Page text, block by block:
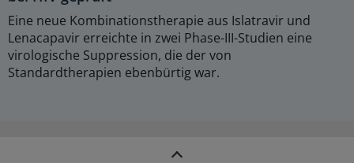
Eine neue Kombinationstherapie aus Islatravir und
Lenacapavir erreichte in zwei Phase-III-Studien eine
virologische Suppression, die der von
Standardtherapien ebenbürtig war.